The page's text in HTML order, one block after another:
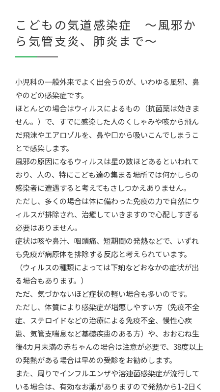
こどもの気道感染症 ～風邪か
ら気管支炎、肺炎まで～
小児科の一般外来でよく出会うのが、いわゆる風邪、鼻
やのどの感染症です。
ほとんどの場合はウィルスによるもの（抗菌薬は効きま
せん。）で、すでに感染した人のくしゃみや咳から飛ん
だ飛沫やエアロゾルを、鼻や口から吸いこんでしまうこ
とで感染します。
風邪の原因になるウィルスは星の数ほどあるといわれて
おり、人の、特にこども達の集まる場所では何かしらの
感染者に遭遇すると考えてもさしつかえありません。
ただし、多くの場合は体に備わった免疫の力で自然にウ
ィルスが排除され、治癒していきますので心配しすぎる
必要はありません。
症状は咳や鼻汁、咽頭痛、短期間の発熱などで、いずれ
も免疫が病原体を排除する反応と考えられています。
（ウィルスの種類によっては下痢などおなかの症状が出
る場合もあります。）
ただ、気づかないほど症状の軽い場合も多いのです。
ただし、体質により感染症が増悪しやすい方（免疫不全
症、ステロイドなどの治療による免疫不全、慢性心疾
患、気管支喘息など基礎疾患のある方）や、おおむね生
後4カ月未満の赤ちゃんの場合は注意が必要で、38度以上
の発熱がある場合は早めの受診をお勧めします。
また、周りでインフルエンザや溶連菌感染症が流行して
いる場合は、有効なお薬がありますので発熱から1-2日く